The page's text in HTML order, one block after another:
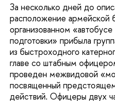
За несколько дней до
расположение армейской
организованном
подготовки» прибыла
из быстроходного
главе со штабным
проведен межвидовой
посвященный
действий. Офицеры двух